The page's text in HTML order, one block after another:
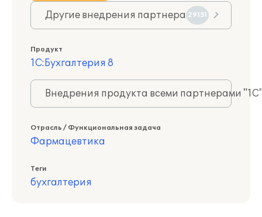
Другие внедрения партнера 29151
Продукт
1С:Бухгалтерия 8
Внедрения продукта всеми партнерами
Отрасль / Функциональная задача
Фармацевтика
Теги
бухгалтерия